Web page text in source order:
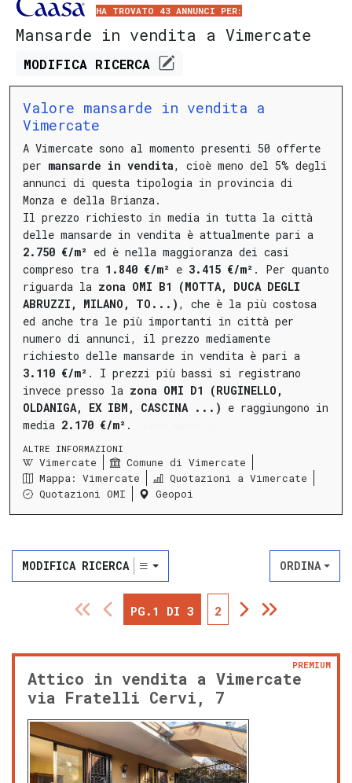
HA TROVATO 43 ANNUNCI PER:
Mansarde in vendita a Vimercate
MODIFICA RICERCA
Valore mansarde in vendita a
Vimercate
A Vimercate sono al momento presenti 50 offerte
per mansarde in vendita, cioè meno del 5% degli
annunci di questa tipologia in provincia di
Monza e della Brianza.
Il prezzo richiesto in media in tutta la città
delle mansarde in vendita è attualmente pari a
2.750 €/m² ed è nella maggioranza dei casi
compreso tra 1.840 €/m² e 3.415 €/m² . Per quanto
riguarda la zona OMI B1 (MOTTA, DUCA DEGLI
ABRUZZI, MILANO, TO...) , che è la più costosa
ed anche tra le più importanti in città per
numero di annunci, il prezzo mediamente
richiesto delle mansarde in vendita è pari a
3.110 €/m² . I prezzi più bassi si registrano
invece presso la zona OMI D1 (RUGINELLO,
OLDANIGA, EX IBM, CASCINA ...) e raggiungono in
media 2.170 €/m² .
ALTRE INFORMAZIONI
Vimercate
Comune di Vimercate
Mappa: Vimercate
Quotazioni a Vimercate
Quotazioni OMI
Geopoi
MODIFICA RICERCA ORDINA
PG.1 DI 3 2
Attico in vendita a Vimercate
via Fratelli Cervi, 7
PREMIUM